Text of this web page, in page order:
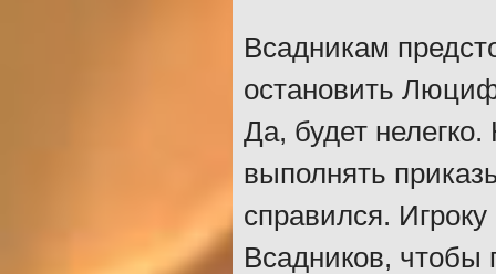
Всадникам
остановить
Да, будет
выполнять
справился.
Всадников, чтобы